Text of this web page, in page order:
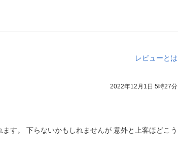
レビューとは
2022年12月1日 5時27分
す。 下らないかもしれませんが 意外と上客ほどこう